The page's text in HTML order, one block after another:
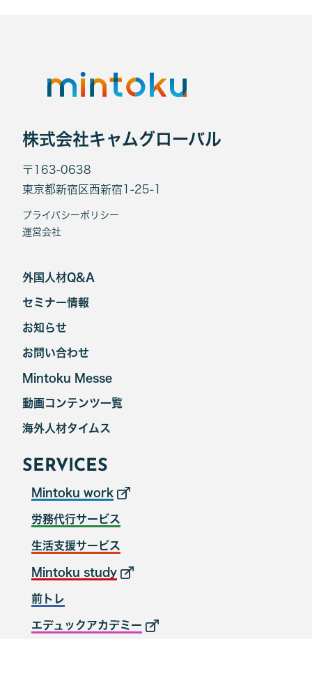
株式会社キャムグローバル
〒163-0638
東京都新宿区西新宿1-25-1
プライバシーポリシー
運営会社
外国人材Q&A
セミナー情報
お知らせ
お問い合わせ
Mintoku Messe
海外人材タイムス
動画コンテンツ一覧
SERVICES
Mintoku work
労務代行サービス
生活支援サービス
Mintoku study
前トレ
エデュックアカデミー